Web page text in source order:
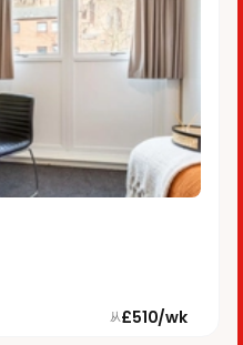
从£510/wk